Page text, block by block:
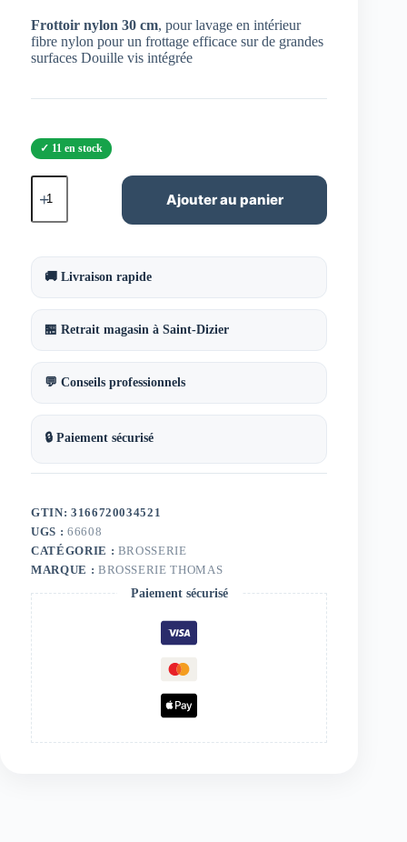
Frottoir nylon 30 cm, pour lavage en intérieur
fibre nylon pour un frottage efficace sur de grandes
surfaces Douille vis intégrée
11 en stock
quantité
de
cm
Ajouter au panier
🚚 Livraison rapide
🏪 Retrait magasin à Saint-Dizier
💬 Conseils professionnels
🔒 Paiement sécurisé
GTIN: 3166720034521
UGS : 66608
CATÉGORIE : BROSSERIE
MARQUE : BROSSERIE THOMAS
Paiement sécurisé